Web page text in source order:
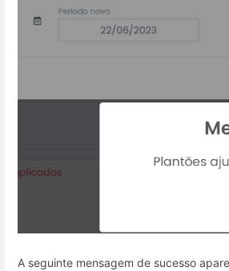
A seguinte mensagem de sucesso